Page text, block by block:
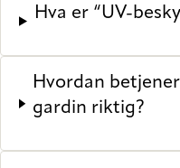
Hva er “UV-
Hvordan
gardin riktig?